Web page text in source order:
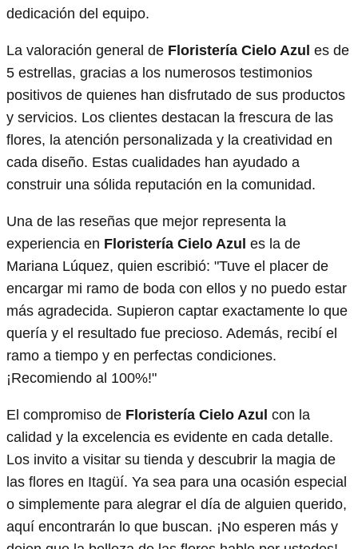
dedicación del equipo.
La valoración general de Floristería Cielo Azul es de
5 estrellas, gracias a los numerosos testimonios
positivos de quienes han disfrutado de sus productos
y servicios. Los clientes destacan la frescura de las
flores, la atención personalizada y la creatividad en
cada diseño. Estas cualidades han ayudado a
construir una sólida reputación en la comunidad.
Una de las reseñas que mejor representa la
experiencia en Floristería Cielo Azul es la de
Mariana Lúquez, quien escribió: "Tuve el placer de
encargar mi ramo de boda con ellos y no puedo estar
más agradecida. Supieron captar exactamente lo que
quería y el resultado fue precioso. Además, recibí el
ramo a tiempo y en perfectas condiciones.
¡Recomiendo al 100%!"
El compromiso de Floristería Cielo Azul con la
calidad y la excelencia es evidente en cada detalle.
Los invito a visitar su tienda y descubrir la magia de
las flores en Itagüí. Ya sea para una ocasión especial
o simplemente para alegrar el día de alguien querido,
aquí encontrarán lo que buscan. ¡No esperen más y